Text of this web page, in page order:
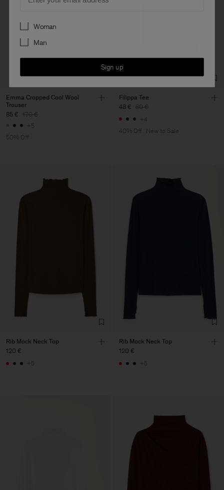
Emma Cropped Cool Wool
Trouser
85 € 170 €
+5
50% Off
Filippa Tee
48 € 80 €
+4
40% Off
New to Sale
Rib Mock Neck Top
120 €
+5
Rib Mock Neck Top
120 €
+5
Preferences
Woman
Man
Sign up